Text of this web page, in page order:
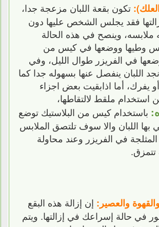
تكون بقعة اللبان مزعجة جدا،
فقد يجلس الشخص عليها دون
وينصح في هذه الحالة
وطيها ووضعها في كيس من
في الفريزر طوال الليل، وفي
اللبان ينفصل عنها بسهوله جدا كما
يفرك، أما اذابقيت بعض اجزاء
استخدام ملقط لالتقاطها،
باستخدام كيس من البلاستيك توضع
بها اللبان والا سوف تلتصق الملابس
المثلجة في الفريزر وعند محاولة
إن إزالة هذه البقع
في حالة إسراعك في إزالتها. ويتم